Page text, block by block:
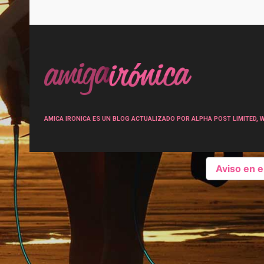
AMICA IRONICA ES UN BLOG ACTUALIZADO POR ALPHA POST
Aviso en